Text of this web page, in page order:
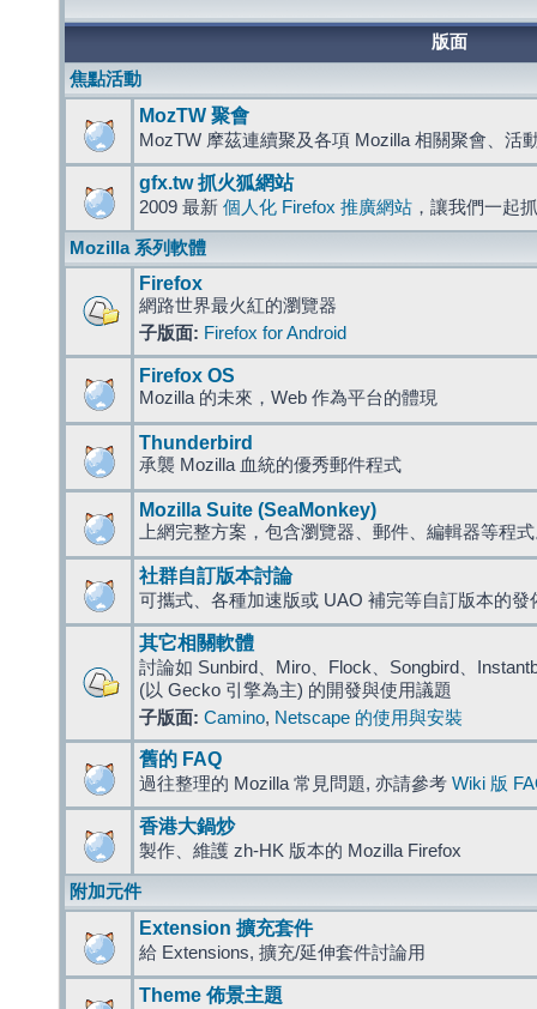
版面
焦點活動
MozTW 聚會
MozTW 摩茲連續聚及各項 Mozilla 相關聚會、活
gfx.tw 抓火狐網站
2009 最新 個人化 Firefox 推廣網站 ，讓我們一起
Mozilla 系列軟體
Firefox
網路世界最火紅的瀏覽器
子版面: Firefox for Android
Firefox OS
Mozilla 的未來，Web 作為平台的體現
Thunderbird
承襲 Mozilla 血統的優秀郵件程式
Mozilla Suite (SeaMonkey)
上網完整方案，包含瀏覽器、郵件、編輯器等程
社群自訂版本討論
可攜式、各種加速版或 UAO 補完等自訂版本的發
其它相關軟體
討論如 Sunbird、Miro、Flock、Songbird、
(以 Gecko 引擎為主) 的開發與使用議題
子版面: Camino, Netscape 的使用與安裝
舊的 FAQ
過往整理的 Mozilla 常見問題, 亦請參考 Wiki 版
香港大鍋炒
製作、維護 zh-HK 版本的 Mozilla Firefox
附加元件
Extension 擴充套件
給 Extensions, 擴充/延伸套件討論用
Theme 佈景主題